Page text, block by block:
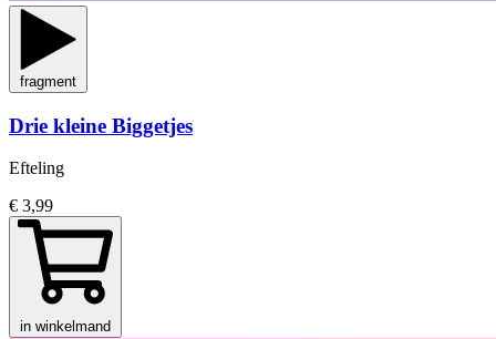
fragment
Drie kleine Biggetjes
Efteling
€ 3,99
in winkelmand